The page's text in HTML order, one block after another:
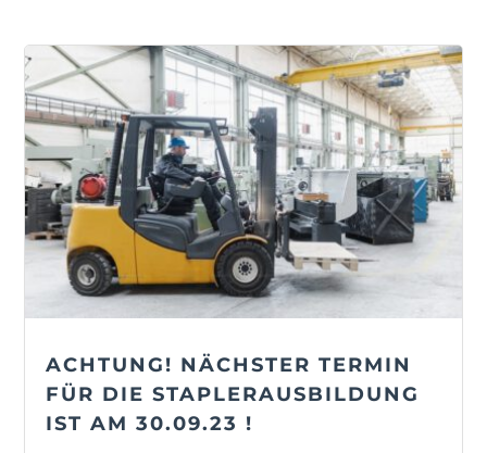
ACHTUNG! NÄCHSTER TERMIN
FÜR DIE STAPLERAUSBILDUNG
IST AM 30.09.23 !